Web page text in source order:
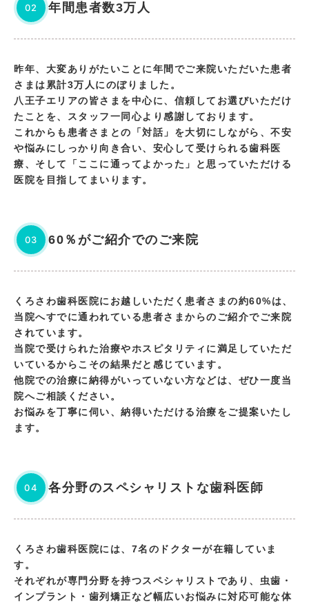
02 年間患者数3万人
昨年、大変ありがたいことに年間でご来院いただいた患者
さまは累計3万人にのぼりました。
八王子エリアの皆さまを中心に、信頼してお選びいただけ
たことを、スタッフ一同心より感謝しております。
これからも患者さまとの「対話」を大切にしながら、不安
や悩みにしっかり向き合い、安心して受けられる歯科医
療、そして「ここに通ってよかった」と思っていただける
医院を目指してまいります。
03 60％がご紹介でのご来院
くろさわ歯科医院にお越しいただく患者さまの約60%は、
当院へすでに通われている患者さまからのご紹介でご来院
されています。
当院で受けられた治療やホスピタリティに満足していただ
いているからこその結果だと感じています。
他院での治療に納得がいっていない方などは、ぜひ一度当
院へご相談ください。
お悩みを丁寧に伺い、納得いただける治療をご提案いたし
ます。
04 各分野のスペシャリストな歯科医師
くろさわ歯科医院には、7名のドクターが在籍していま
す。
それぞれが専門分野を持つスペシャリストであり、虫歯・
インプラント・歯列矯正など幅広いお悩みに対応可能な体